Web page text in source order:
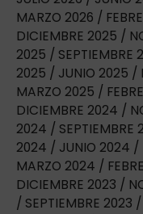
MARZO 2026
DICIEMBRE 2025
2025
SEPTIEMBRE
2025
JUNIO 2025
MARZO 2025
DICIEMBRE 2024
2024
SEPTIEMBRE
2024
JUNIO 2024
MARZO 2024
DICIEMBRE 2023
SEPTIEMBRE 2023